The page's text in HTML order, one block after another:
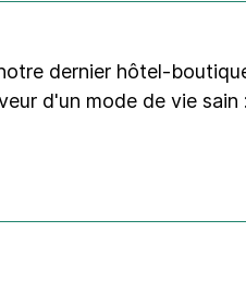
dernier hôtel-
d'un mode de vie